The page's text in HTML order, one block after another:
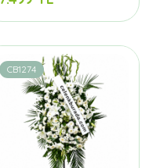
CB1274